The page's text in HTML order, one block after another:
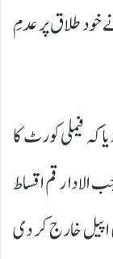
خود طلاق پر عدمِ
کہ فیملی کورٹ کا
رقم اقساط
اپیل خارج کر دی